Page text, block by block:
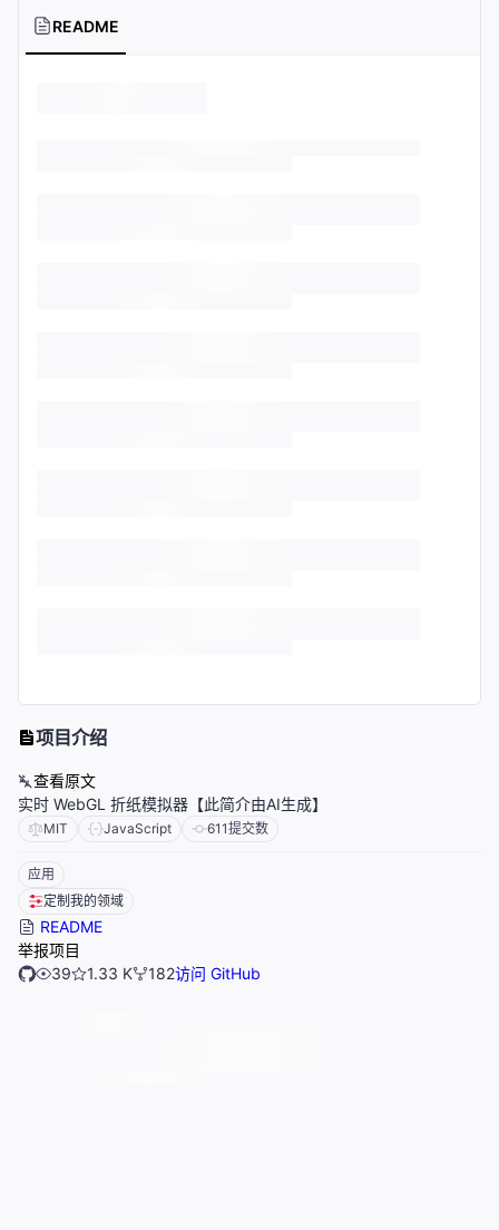
README
项目介绍
查看原文
实时 WebGL 折纸模拟器【此简介由AI生成】
MIT JavaScript 611提交数
应用
定制我的领域
README
举报项目
39
1.33 K 182访问 GitHub